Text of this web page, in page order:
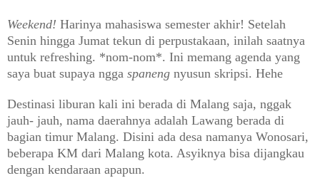
Weekend! Harinya mahasiswa semester akhir! Setelah
Senin hingga Jumat tekun di perpustakaan, inilah saatnya
untuk refreshing. *nom-nom*. Ini memang agenda yang
saya buat supaya ngga spaneng nyusun skripsi. Hehe
Destinasi liburan kali ini berada di Malang saja, nggak
jauh- jauh, nama daerahnya adalah Lawang berada di
bagian timur Malang. Disini ada desa namanya Wonosari,
beberapa KM dari Malang kota. Asyiknya bisa dijangkau
dengan kendaraan apapun.